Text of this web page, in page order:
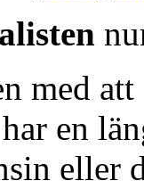
med
en
eller